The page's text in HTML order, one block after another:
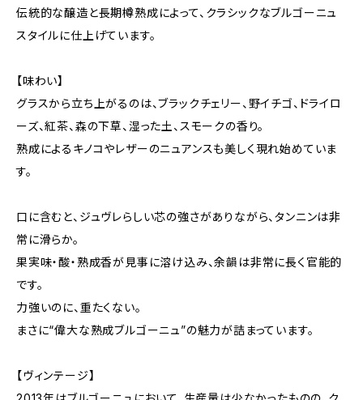
伝統的な醸造と長期樽熟成によって、クラシックなブルゴーニュ
スタイルに仕上げています。
【味わい】
グラスから立ち上がるのは、ブラックチェリー、野イチゴ、ドライロ
ーズ、紅茶、森の下草、湿った土、スモークの香り。
熟成によるキノコやレザーのニュアンスも美しく現れ始めていま
す。
口に含むと、ジュヴレらしい芯の強さがありながら、タンニンは非
常に滑らか。
果実味・酸・熟成香が見事に溶け込み、余韻は非常に長く官能的
です。
力強いのに、重たくない。
まさに“偉大な熟成ブルゴーニュ”の魅力が詰まっています。
【ヴィンテージ】